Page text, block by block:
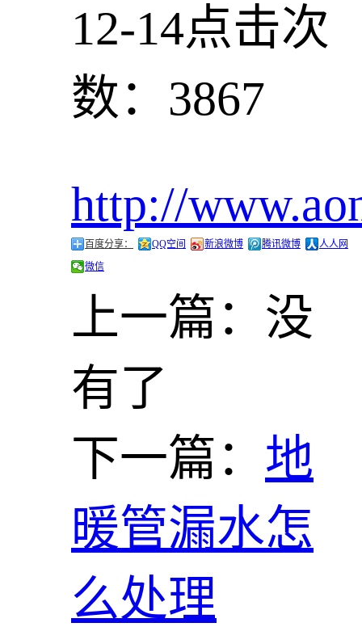
12-14点击次
数：3867
http://
百度分享： QQ空间 新浪微博 腾讯微博
人人网
微信
上一篇： 没
有了
下一篇： 地
暖管漏水怎
么处理